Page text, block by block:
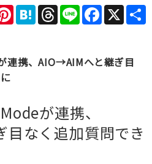
X
Facebook
Line
Threads
Hatena
Pinterest
連携、AIO→AIMへと継ぎ目
が連携、
なく追加質問でき